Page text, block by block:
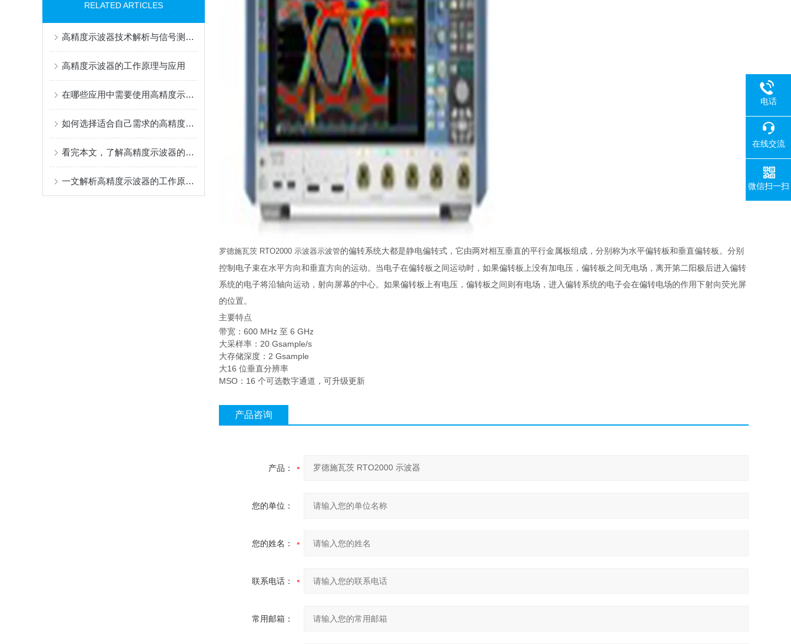
RELATED ARTICLES
高精度示波器技术解析与信号测量精度提升方案
高精度示波器的工作原理与应用
在哪些应用中需要使用高精度示波器？
如何选择适合自己需求的高精度示波器？
看完本文，了解高精度示波器的优点及应用范围
一文解析高精度示波器的工作原理和实现方法
罗德施瓦茨 RTO2000 示波器示波管的偏转系统大都是静电偏转式，它由两对相互垂直的平行金属板组成，分别称为水平偏转板和垂直偏转板。分别
控制电子束在水平方向和垂直方向的运动。当电子在偏转板之间运动时，如果偏转板上没有加电压，偏转板之间无电场，离开第二阳极后进入偏转
系统的电子将沿轴向运动，射向屏幕的中心。如果偏转板上有电压，偏转板之间则有电场，进入偏转系统的电子会在偏转电场的作用下射向荧光屏
的位置。
主要特点
带宽：600 MHz 至 6 GHz
大采样率：20 Gsample/s
大存储深度：2 Gsample
大16 位垂直分辨率
MSO：16 个可选数字通道，可升级更新
产品咨询
产品：
您的单位：
您的姓名：
联系电话：
常用邮箱：
电话
在线交流
微信扫一扫